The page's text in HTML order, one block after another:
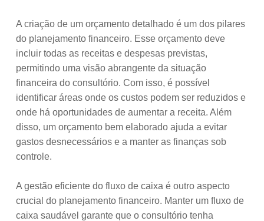
A criação de um orçamento detalhado é um dos pilares
do planejamento financeiro. Esse orçamento deve
incluir todas as receitas e despesas previstas,
permitindo uma visão abrangente da situação
financeira do consultório. Com isso, é possível
identificar áreas onde os custos podem ser reduzidos e
onde há oportunidades de aumentar a receita. Além
disso, um orçamento bem elaborado ajuda a evitar
gastos desnecessários e a manter as finanças sob
controle.
A gestão eficiente do fluxo de caixa é outro aspecto
crucial do planejamento financeiro. Manter um fluxo de
caixa saudável garante que o consultório tenha